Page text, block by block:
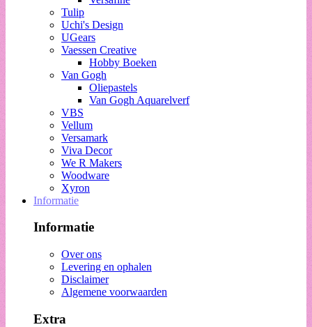
Tulip
Uchi's Design
UGears
Vaessen Creative
Hobby Boeken
Van Gogh
Oliepastels
Van Gogh Aquarelverf
VBS
Vellum
Versamark
Viva Decor
We R Makers
Woodware
Xyron
Informatie
Informatie
Over ons
Levering en ophalen
Disclaimer
Algemene voorwaarden
Extra